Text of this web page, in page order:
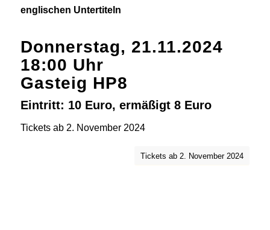
englischen Untertiteln
Donnerstag, 21.11.2024
18:00 Uhr
Gasteig HP8
Eintritt: 10 Euro, ermäßigt 8 Euro
Tickets ab 2. November 2024
Tickets ab 2. November 2024